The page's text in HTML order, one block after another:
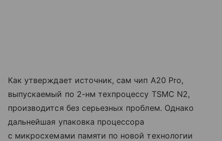
Как утверждает источник, сам чип A20 Pro,
выпускаемый по 2-нм техпроцессу TSMC N2,
производится без серьезных проблем. Однако
дальнейшая упаковка процессора
с микросхемами памяти по новой технологии